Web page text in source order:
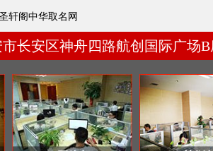
轩阁中华取名网
长安区神舟四路航创国际广场